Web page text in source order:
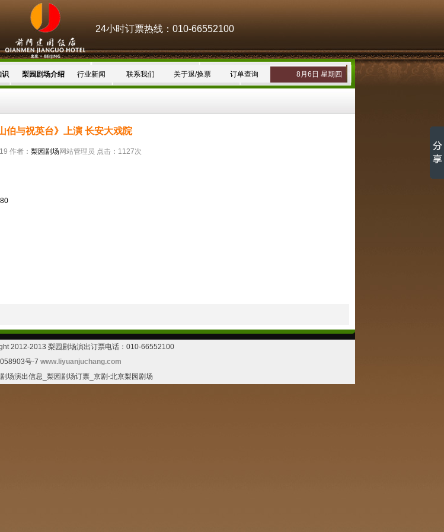
24小时订票热线：010-66552100
识 梨园剧场介绍 行业新闻 联系我们 关于退/换票 订单查询 8月6日 星期四
伯与祝英台》上演 长安大戏院
作者： 梨园剧场网站管理员 点击：1127次
2012-2013 梨园剧场演出订票电话：010-66552100
号-7 www.liyuanjuchang.com
场演出信息_梨园剧场订票_京剧-北京梨园剧场